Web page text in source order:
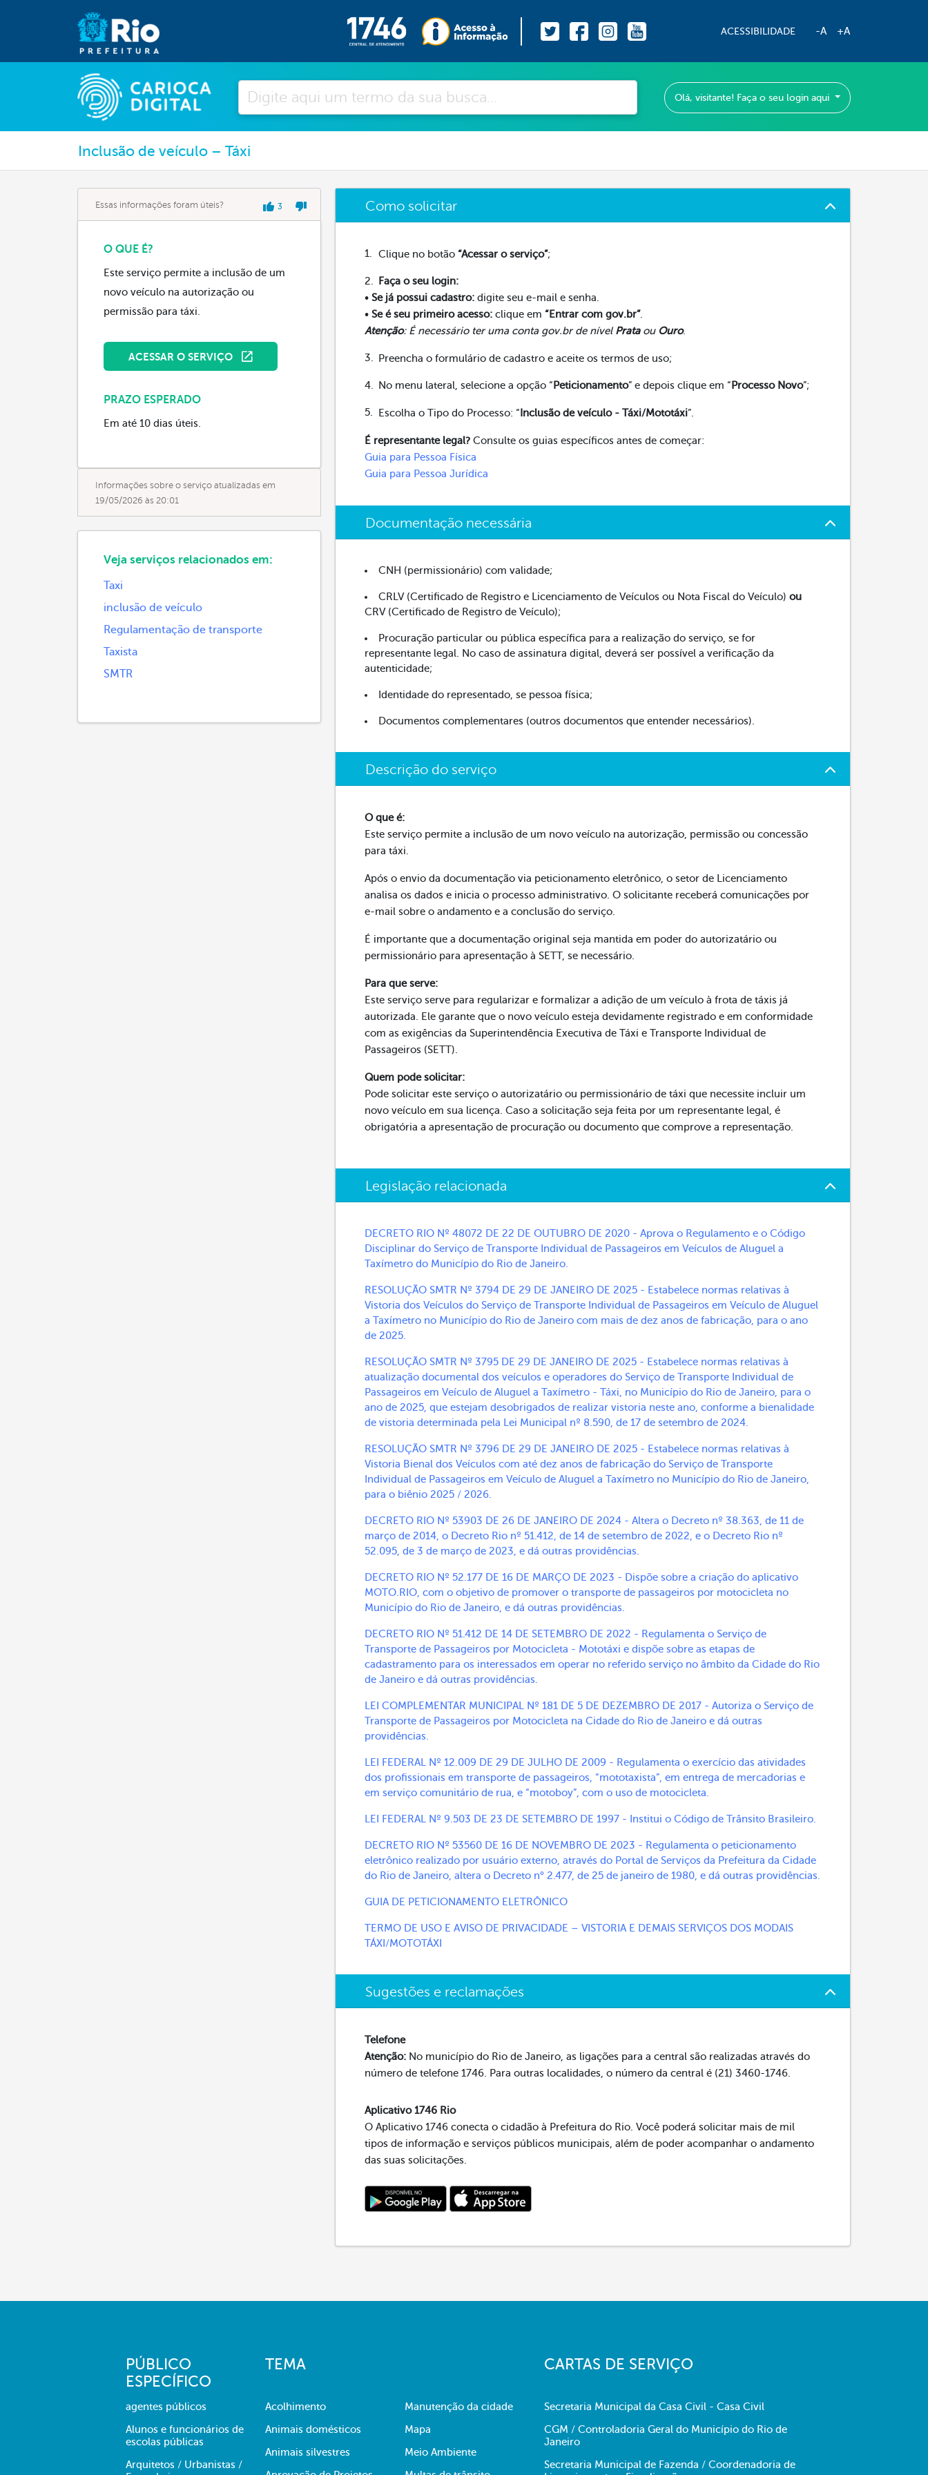
ACESSIBILIDADE -A +A
Pesquisar
Olá, visitante! Faça o seu login aqui
Inclusão de veículo – Táxi
Essas informações foram úteis? 3
O QUE É?
Este serviço permite a inclusão de um
novo veículo na autorização ou
permissão para táxi.
ACESSAR O SERVIÇO
PRAZO ESPERADO
Em até 10 dias úteis.
Informações sobre o serviço atualizadas em
19/05/2026 às 20:01
Veja serviços relacionados em:
Taxi
inclusão de veículo
Regulamentação de transporte
Taxista
SMTR
Como solicitar
Clique no botão“Acessar o serviço”;
Faça o seu login:
•Se já possui cadastro: digite seu e-mail e senha.
•Se é seu primeiro acesso: clique em“Entrar com gov.br”.
Atenção: É necessário ter uma conta gov.br de nível Prataou Ouro.
Preencha o formulário de cadastro e aceite os termos de uso;
No menu lateral, selecione a opção “ Peticionamento” e depois clique em “ Processo Novo”;
Escolha o Tipo do Processo: “Inclusão de veículo - Táxi/Mototáxi”.
É representante legal? Consulte os guias específicos antes de começar:
Guia para Pessoa Física
Guia para Pessoa Jurídica
Documentação necessária
CNH (permissionário) com validade;
CRLV (Certificado de Registro e Licenciamento de Veículos ou Nota Fiscal do Veículo)ou
CRV (Certificado de Registro de Veículo);
Procuração particular ou pública específica para a realização do serviço, se for
representante legal. No caso de assinatura digital, deverá ser possível a verificação da
autenticidade;
Identidade do representado, se pessoa física;
Documentos complementares (outros documentos que entender necessários).
Descrição do serviço
O que é:
Este serviço permite a inclusão de um novo veículo na autorização, permissão ou concessão
para táxi.
Após o envio da documentação via peticionamento eletrônico, o setor de Licenciamento
analisa os dados e inicia o processo administrativo. O solicitante receberá comunicações por
e-mail sobre o andamento e a conclusão do serviço.
É importante que a documentação original seja mantida em poder do autorizatário ou
permissionário para apresentação à SETT, se necessário.
Para que serve:
Este serviço serve para regularizar e formalizar a adição de um veículo à frota de táxis já
autorizada. Ele garante que o novo veículo esteja devidamente registrado e em conformidade
com as exigências da Superintendência Executiva de Táxi e Transporte Individual de
Passageiros (SETT).
Quem pode solicitar:
Pode solicitar este serviço o autorizatário ou permissionário de táxi que necessite incluir um
novo veículo em sua licença. Caso a solicitação seja feita por um representante legal, é
obrigatória a apresentação de procuração ou documento que comprove a representação.
Legislação relacionada
DECRETO RIO Nº 48072 DE 22 DE OUTUBRO DE 2020 - Aprova o Regulamento e o Código
Disciplinar do Serviço de Transporte Individual de Passageiros em Veículos de Aluguel a
Taxímetro do Município do Rio de Janeiro.
RESOLUÇÃO SMTR Nº 3794 DE 29 DE JANEIRO DE 2025 - Estabelece normas relativas à
Vistoria dos Veículos do Serviço de Transporte Individual de Passageiros em Veículo de Aluguel
a Taxímetro no Município do Rio de Janeiro com mais de dez anos de fabricação, para o ano
de 2025.
RESOLUÇÃO SMTR Nº 3795 DE 29 DE JANEIRO DE 2025 - Estabelece normas relativas à
atualização documental dos veículos e operadores do Serviço de Transporte Individual de
Passageiros em Veículo de Aluguel a Taxímetro - Táxi, no Município do Rio de Janeiro, para o
ano de 2025, que estejam desobrigados de realizar vistoria neste ano, conforme a bienalidade
de vistoria determinada pela Lei Municipal nº 8.590, de 17 de setembro de 2024.
RESOLUÇÃO SMTR Nº 3796 DE 29 DE JANEIRO DE 2025 - Estabelece normas relativas à
Vistoria Bienal dos Veículos com até dez anos de fabricação do Serviço de Transporte
Individual de Passageiros em Veículo de Aluguel a Taxímetro no Município do Rio de Janeiro,
para o biênio 2025 / 2026.
DECRETO RIO Nº 53903 DE 26 DE JANEIRO DE 2024 - Altera o Decreto nº 38.363, de 11 de
março de 2014, o Decreto Rio nº 51.412, de 14 de setembro de 2022, e o Decreto Rio nº
52.095, de 3 de março de 2023, e dá outras providências.
DECRETO RIO Nº 52.177 DE 16 DE MARÇO DE 2023 - Dispõe sobre a criação do aplicativo
MOTO.RIO, com o objetivo de promover o transporte de passageiros por motocicleta no
Município do Rio de Janeiro, e dá outras providências.
DECRETO RIO Nº 51.412 DE 14 DE SETEMBRO DE 2022 - Regulamenta o Serviço de
Transporte de Passageiros por Motocicleta - Mototáxi e dispõe sobre as etapas de
cadastramento para os interessados em operar no referido serviço no âmbito da Cidade do Rio
de Janeiro e dá outras providências.
LEI COMPLEMENTAR MUNICIPAL Nº 181 DE 5 DE DEZEMBRO DE 2017 - Autoriza o Serviço de
Transporte de Passageiros por Motocicleta na Cidade do Rio de Janeiro e dá outras
providências.
LEI FEDERAL Nº 12.009 DE 29 DE JULHO DE 2009 - Regulamenta o exercício das atividades
dos profissionais em transporte de passageiros, “mototaxista”, em entrega de mercadorias e
em serviço comunitário de rua, e “motoboy”, com o uso de motocicleta.
LEI FEDERAL Nº 9.503 DE 23 DE SETEMBRO DE 1997 - Institui o Código de Trânsito Brasileiro.
DECRETO RIO Nº 53560 DE 16 DE NOVEMBRO DE 2023 - Regulamenta o peticionamento
eletrônico realizado por usuário externo, através do Portal de Serviços da Prefeitura da Cidade
do Rio de Janeiro, altera o Decreto n° 2.477, de 25 de janeiro de 1980, e dá outras providências.
GUIA DE PETICIONAMENTO ELETRÔNICO
TERMO DE USO E AVISO DE PRIVACIDADE – VISTORIA E DEMAIS SERVIÇOS DOS MODAIS
TÁXI/MOTOTÁXI
Sugestões e reclamações
Telefone
Atenção: No município do Rio de Janeiro, as ligações para a central são realizadas através do
número de telefone 1746. Para outras localidades, o número da central é (21) 3460-1746.
Aplicativo 1746 Rio
O Aplicativo 1746 conecta o cidadão à Prefeitura do Rio. Você poderá solicitar mais de mil
tipos de informação e serviços públicos municipais, além de poder acompanhar o andamento
das suas solicitações.
PÚBLICO
ESPECÍFICO
agentes públicos
Alunos e funcionários de
escolas públicas
Arquitetos / Urbanistas /
TEMA
Acolhimento
Animais domésticos
Animais silvestres
Manutenção da cidade
Mapa
Meio Ambiente
CARTAS DE SERVIÇO
Secretaria Municipal da Casa Civil - Casa Civil
CGM / Controladoria Geral do Município do Rio de
Janeiro
Secretaria Municipal de Fazenda / Coordenadoria de